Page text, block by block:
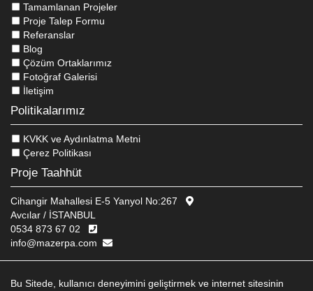
Tamamlanan Projeler
Proje Talep Formu
Referanslar
Blog
Çözüm Ortaklarımız
Fotoğraf Galerisi
İletişim
Politikalarımız
KVKK ve Aydınlatma Metni
Çerez Politikası
Proje Taahhüt
Cihangir Mahallesi E-5 Yanyol No:267
Avcılar / İSTANBUL
0534 873 67 02
info@mazerpa.com
WEB TASARIM EDITBRAND STUDIO
Bu Sitede, kullanıcı deneyimini geliştirmek ve internet sitesinin